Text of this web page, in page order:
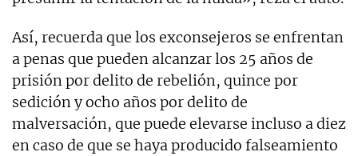
Así, recuerda que los exconsejeros se enfrentan
a penas que pueden alcanzar los 25 años de
prisión por delito de rebelión, quince por
sedición y ocho años por delito de
malversación, que puede elevarse incluso a diez
en caso de que se haya producido falseamiento